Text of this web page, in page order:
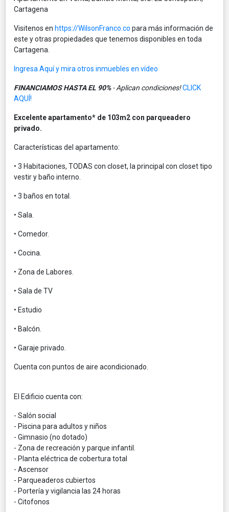
Cartagena
Visitenos en https://WilsonFranco.co para más información de
este y otras propiedades que tenemos disponibles en toda
Cartagena.
Ingresa Aquí y mira otros inmuebles en vídeo
FINANCIAMOS HASTA EL 90%- Aplican condiciones!CLICK
AQUÍ!
Excelente apartamento* de 103m2 con parqueadero
privado.
Características del apartamento:
• 3 Habitaciones, TODAS con closet, la principal con closet tipo
vestir y baño interno.
• 3 baños en total.
• Sala.
• Comedor.
• Cocina.
• Zona de Labores.
• Sala de TV
• Estudio
• Balcón.
• Garaje privado.
Cuenta con puntos de aire acondicionado.
El Edificio cuenta con:
- Salón social
- Piscina para adultos y niños
- Gimnasio (no dotado)
- Zona de recreación y parque infantil.
- Planta eléctrica de cobertura total
- Ascensor
- Parqueaderos cubiertos
- Portería y vigilancia las 24 horas
- Citofonos